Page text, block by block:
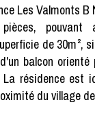
Les Valmonts B
pouvant
de 30m²,
balcon
résidence est
du village